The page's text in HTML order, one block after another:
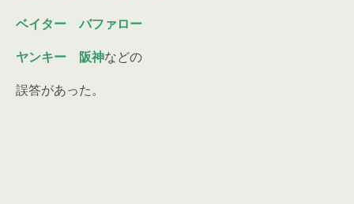
ベイター バファロー
ヤンキー 阪神などの
誤答があった。